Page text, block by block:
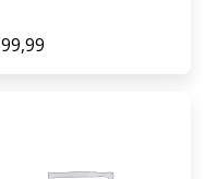
99,99